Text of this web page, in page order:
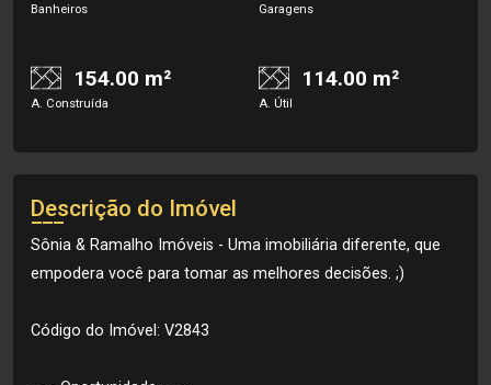
Banheiros Garagens
154.00 m²
A. Construída
114.00 m²
A. Útil
Descrição do Imóvel
Sônia & Ramalho Imóveis - Uma imobiliária diferente, que
empodera você para tomar as melhores decisões. ;)
Código do Imóvel: V2843